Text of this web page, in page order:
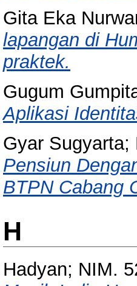
Gita Eka
lapangan di
praktek.
Gugum
Aplikasi
Gyar Sugyarta;
Pensiun
BTPN Cabang
H
Hadyan; NIM.